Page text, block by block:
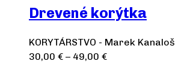
Drevené korýtka
KORYTÁRSTVO - Marek Kanaloš
30,00 € – 49,00 €